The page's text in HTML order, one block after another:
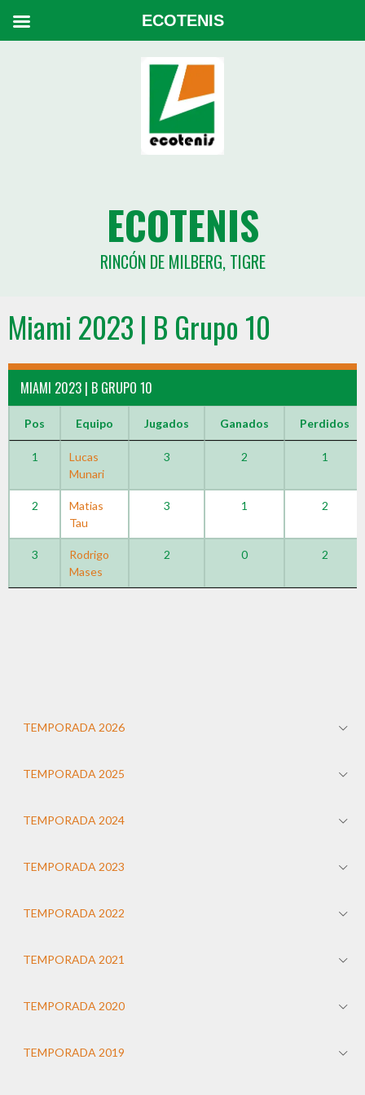
ECOTENIS
RINCÓN DE MILBERG, TIGRE
Miami 2023 | B Grupo 10
MIAMI 2023 | B GRUPO 10
Pos Equipo Jugados Ganados Perdidos
1
Lucas
Munari
3 2 1
2
Matias
Tau
3 1 2
3
Rodrigo
Mases
2 0 2
TEMPORADA 2026
TEMPORADA 2025
TEMPORADA 2024
TEMPORADA 2023
TEMPORADA 2022
TEMPORADA 2021
TEMPORADA 2020
TEMPORADA 2019
ECOTENIS